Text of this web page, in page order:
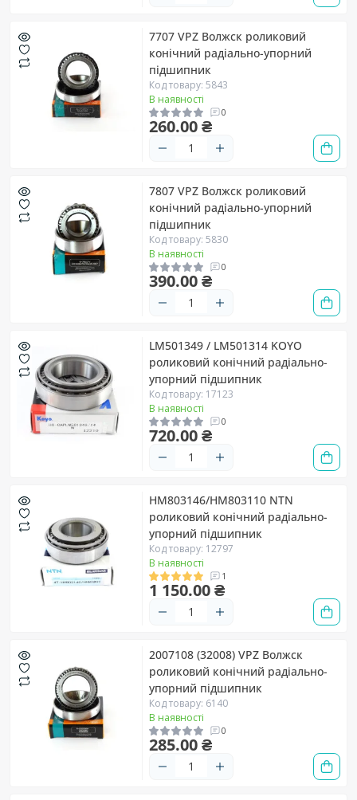
7707 VPZ Волжск роликовий
конічний радіально-упорний
підшипник
Код товару: 5843
В наявності
0
260.00 ₴
7807 VPZ Волжск роликовий
конічний радіально-упорний
підшипник
Код товару: 5830
В наявності
0
390.00 ₴
LM501349 / LM501314 KOYO
роликовий конічний радіально-
упорний підшипник
Код товару: 17123
В наявності
0
720.00 ₴
HM803146/HM803110 NTN
роликовий конічний радіально-
упорний підшипник
Код товару: 12797
В наявності
1
1 150.00 ₴
2007108 (32008) VPZ Волжск
роликовий конічний радіально-
упорний підшипник
Код товару: 6140
В наявності
0
285.00 ₴